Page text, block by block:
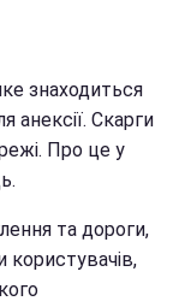
знаходиться
анексії. Скарги
Про це у
та дороги,
користувачів,